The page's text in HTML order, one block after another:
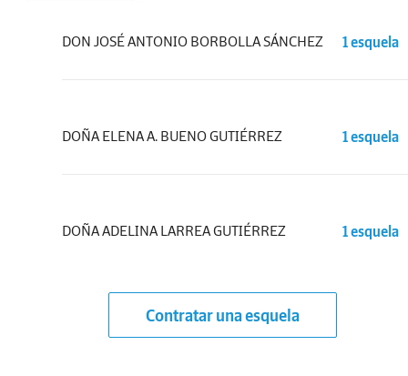
DON JOSÉ ANTONIO BORBOLLA SÁNCHEZ 1 esquela
DOÑA ELENA A. BUENO GUTIÉRREZ 1 esquela
DOÑA ADELINA LARREA GUTIÉRREZ 1 esquela
Contratar una esquela